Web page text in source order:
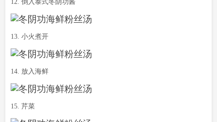
12. 倒入泰式冬阴功酱
13. 小火煮开
14. 放入海鲜
15. 芹菜